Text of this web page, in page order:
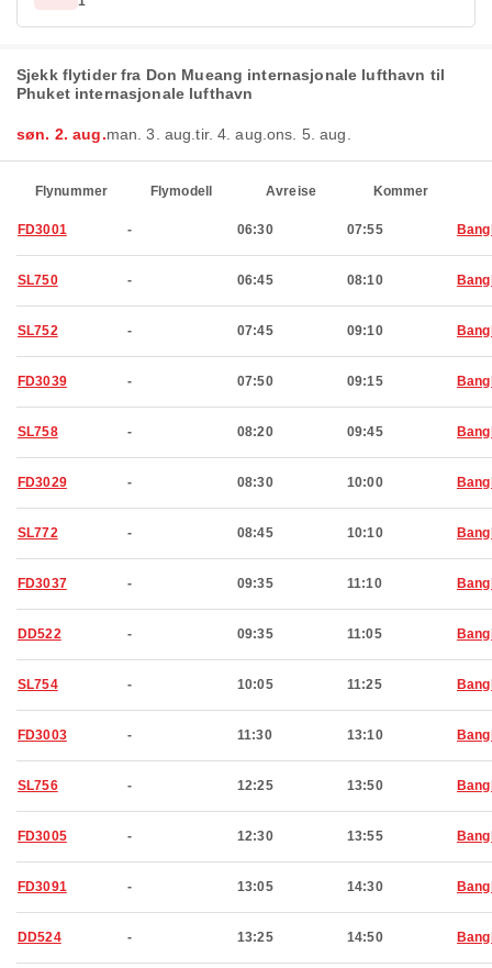
Sjekk flytider fra Don Mueang internasjonale lufthavn til
Phuket internasjonale lufthavn
søn. 2. aug.man. 3. aug.tir. 4. aug.ons. 5. aug.
Flynummer Flymodell Avreise Kommer
FD3001 - 06:30 07:55
SL750 - 06:45 08:10
SL752 - 07:45 09:10
FD3039 - 07:50 09:15
SL758 - 08:20 09:45
FD3029 - 08:30 10:00
SL772 - 08:45 10:10
FD3037 - 09:35 11:10
DD522 - 09:35 11:05
SL754 - 10:05 11:25
FD3003 - 11:30 13:10
SL756 - 12:25 13:50
FD3005 - 12:30 13:55
FD3091 - 13:05 14:30
DD524 - 13:25 14:50